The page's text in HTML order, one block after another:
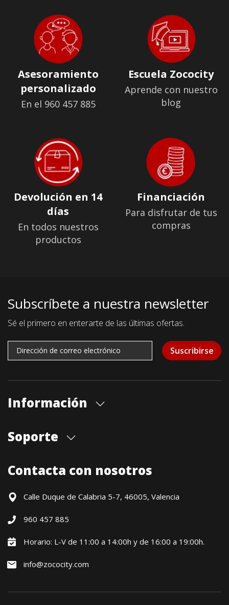
Asesoramiento
personalizado
En el 960 457 885
Escuela Zococity
Aprende con nuestro
blog
Devolución en 14
días
En todos nuestros
productos
Financiación
Para disfrutar de tus
compras
Subscríbete a nuestra newsletter
Sé el primero en enterarte de las últimas ofertas.
Suscribirse
Información
Cita previa tienda
Contacto
Soporte
Formas de pago
Devoluciones / Garantía
Política precio mínimo garantizado
Financiación CETELEM
Condiciones generales
Contacta con nosotros
Calle Duque de Calabria 5-7, 46005, Valencia
960 457 885
Horario: L-V de 11:00 a 14:00h y de 16:00 a 19:00h.
info@zococity.com